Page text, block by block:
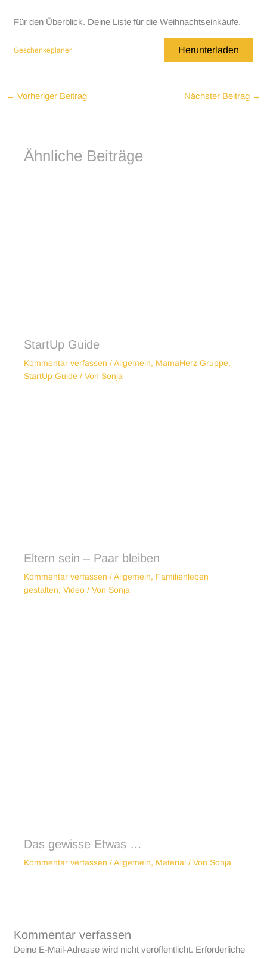
Für den Überblick. Deine Liste für die Weihnachtseinkäufe.
Geschenkeplaner Herunterladen
← Vorheriger Beitrag Nächster Beitrag →
Ähnliche Beiträge
StartUp Guide
Kommentar verfassen /Allgemein, MamaHerz Gruppe,
StartUp Guide / Von Sonja
Eltern sein – Paar bleiben
Kommentar verfassen /Allgemein, Familienleben
gestalten,Video / Von Sonja
Das gewisse Etwas …
Kommentar verfassen /Allgemein, Material / Von Sonja
Kommentar verfassen
Deine E-Mail-Adresse wird nicht veröffentlicht. Erforderliche